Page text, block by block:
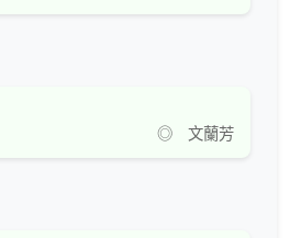
◎ 文蘭芳